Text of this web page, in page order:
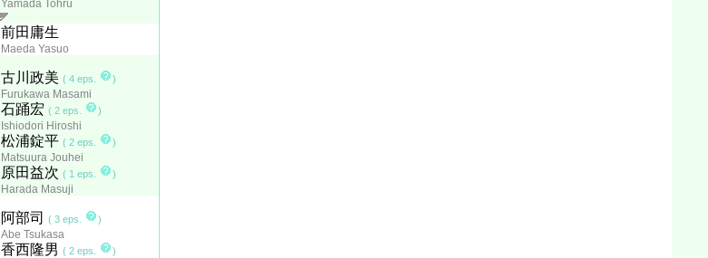
Yamada Tohru
前田庸生
Maeda Yasuo
古川政美 ( 4 eps. )
Furukawa Masami
石踊宏 ( 2 eps. )
Ishiodori Hiroshi
松浦錠平 ( 2 eps. )
Matsuura Jouhei
原田益次 ( 1 eps. )
Harada Masuji
阿部司 ( 3 eps. )
Abe Tsukasa
香西隆男 ( 2 eps. )